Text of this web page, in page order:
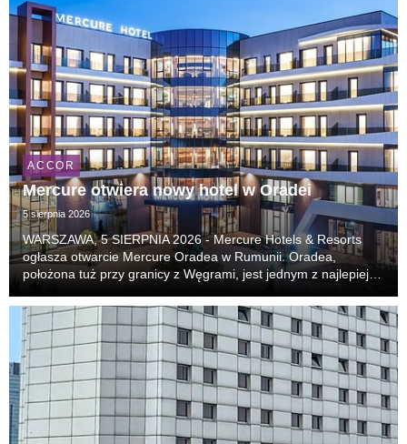
ACCOR
Mercure otwiera nowy hotel w Oradei
5 sierpnia 2026
WARSZAWA, 5 SIERPNIA 2026 - Mercure Hotels & Resorts
ogłasza otwarcie Mercure Oradea w Rumunii. Oradea,
położona tuż przy granicy z Węgrami, jest jednym z najlepiej
pojawia się na listach najciekawszych kierunk...